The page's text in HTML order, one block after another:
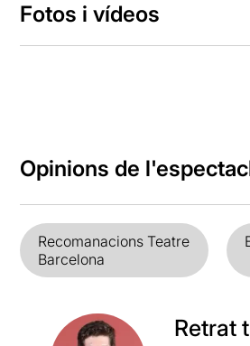
Fotos i vídeos
Opinions de
Recomanacions Teatre
Barcelona
Retrat